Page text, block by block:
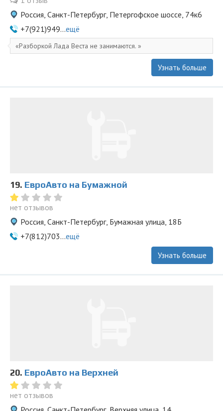
Россия, Санкт-Петербург, Петергофское шоссе, 74к6
+7(921)949...ещё
Разборкой Лада Веста не занимаются.
Узнать больше
19. ЕвроАвто на Бумажной
нет отзывов
Россия, Санкт-Петербург, Бумажная улица, 18Б
+7(812)703...ещё
Узнать больше
20. ЕвроАвто на Верхней
нет отзывов